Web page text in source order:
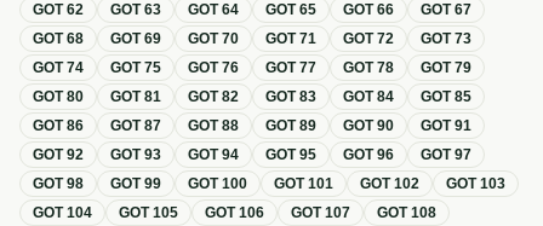
GOT62 GOT63 GOT64 GOT65 GOT66 GOT67
GOT68 GOT69 GOT70 GOT71 GOT72 GOT73
GOT74 GOT75 GOT76 GOT77 GOT78 GOT79
GOT80 GOT81 GOT82 GOT83 GOT84 GOT85
GOT86 GOT87 GOT88 GOT89 GOT90 GOT91
GOT92 GOT93 GOT94 GOT95 GOT96 GOT97
GOT98 GOT99 GOT100 GOT101 GOT102 GOT103
GOT104 GOT105 GOT106 GOT107 GOT108